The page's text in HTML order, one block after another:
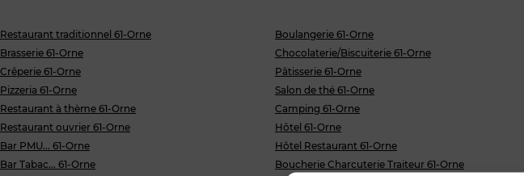
Restaurant traditionnel 61-Orne
Brasserie 61-Orne
Crêperie 61-Orne
Pizzeria 61-Orne
Restaurant à thème 61-Orne
Restaurant ouvrier 61-Orne
Bar PMU... 61-Orne
Bar Tabac... 61-Orne
Boulangerie 61-Orne
Chocolaterie/Biscuiterie 61-Orne
Pâtisserie 61-Orne
Salon de thé 61-Orne
Camping 61-Orne
Hôtel 61-Orne
Hôtel Restaurant 61-Orne
Boucherie Charcuterie Traiteur 61-Orne